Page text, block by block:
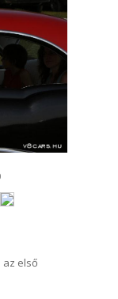
az első